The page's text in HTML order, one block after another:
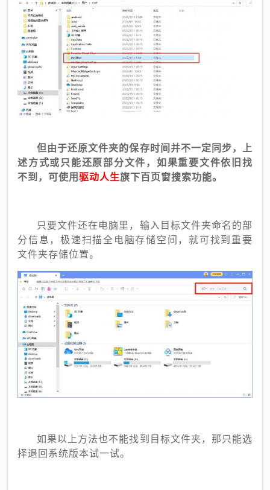
但由于还原文件夹的保存时间并不一定同步，上
述方式或只能还原部分文件，如果重要文件依旧找
不到，可使用驱动人生旗下百页窗搜索功能。
只要文件还在电脑里，输入目标文件夹命名的部
分信息，极速扫描全电脑存储空间，就可找到重要
文件夹存储位置。
如果以上方法也不能找到目标文件夹，那只能选
择退回系统版本试一试。